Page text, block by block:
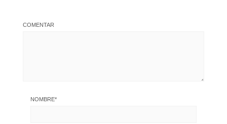
COMENTAR
NOMBRE*